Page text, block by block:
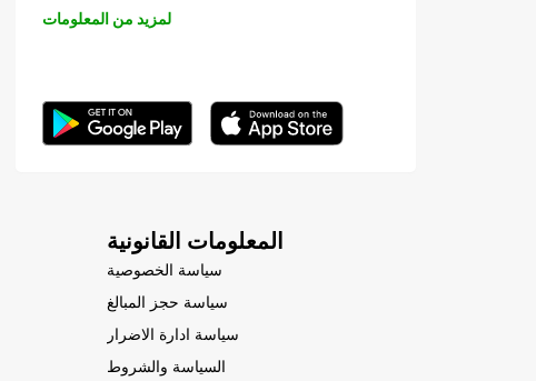
لمزيد من المعلومات
المعلومات القانونية
سياسة الخصوصية
سياسة حجز المبالغ
سياسة ادارة الاضرار
السياسة والشروط